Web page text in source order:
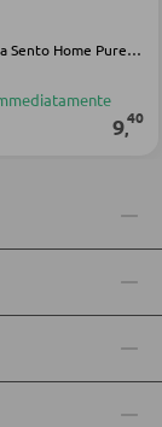
Ciotola da salsa Sento Home Pure Lines, porcellana marrone
9,40